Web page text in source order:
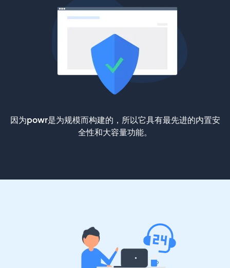
因为powr是为规模而构建的，所以它具有最先进的内置安
全性和大容量功能。